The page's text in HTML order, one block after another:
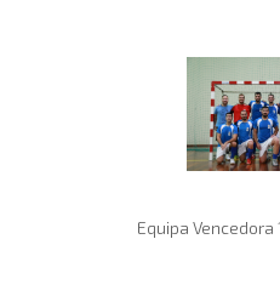
Equipa Vencedora